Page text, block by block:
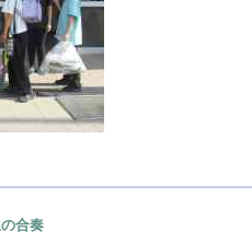
合奏